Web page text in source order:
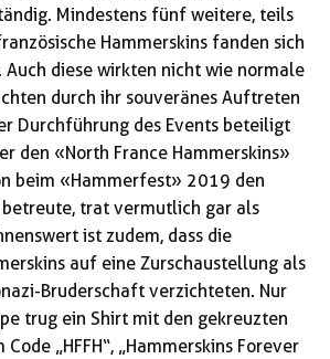
Mindestens fünf weitere, teils
Hammerskins fanden sich
Auch diese wirkten nicht wie normale
durch ihr souveränes Auftreten
Durchführung des Events beteiligt
den «North France Hammerskins»
beim «Hammerfest» 2019 den
betreute, trat vermutlich gar als
ist zudem, dass die
auf eine Zurschaustellung als
Bruderschaft verzichteten. Nur
trug ein Shirt mit den gekreuzten
„HFFH“, „Hammerskins Forever